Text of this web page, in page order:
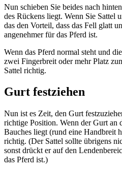
Nun schieben Sie beides nach
des Rückens liegt. Wenn Sie Sattel
das den Vorteil, dass das Fell glatt
angenehmer für das Pferd ist.
Wenn das Pferd normal steht und
zwei Fingerbreit oder mehr Platz
Sattel richtig.
Gurt festziehen
Nun ist es Zeit, den Gurt
richtige Position. Wenn der Gurt an
Bauches liegt (rund eine Handbreit
richtig. (Der Sattel sollte übrigens
sonst drückt er auf den
das Pferd ist.)